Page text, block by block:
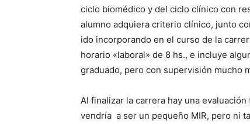
ciclo biomédico y del ciclo clínico con
alumno adquiera criterio clínico, junto
ido incorporando en el curso de la
horario «laboral» de 8 hs., e incluye
graduado, pero con supervisión mucho
Al finalizar la carrera hay una evaluación
vendría a ser un pequeño MIR, pero ni